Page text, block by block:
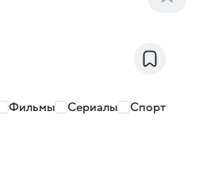
Фильмы Сериалы Спорт